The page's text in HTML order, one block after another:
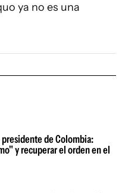
ya no es una
de Colombia:
y recuperar el orden en el